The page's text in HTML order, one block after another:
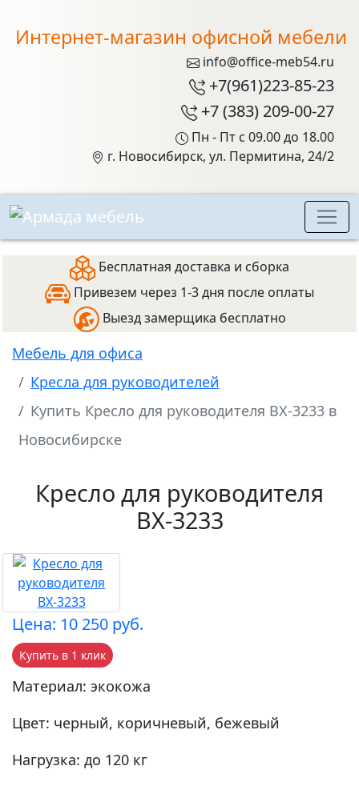
Интернет-магазин офисной мебели
info@office-meb54.ru
+7(961)223-85-23
+7 (383) 209-00-27
Пн - Пт с 09.00 до 18.00
г. Новосибирск, ул. Пермитина, 24/2
Бесплатная доставка и сборка
Привезем через 1-3 дня после оплаты
Выезд замерщика бесплатно
Мебель для офиса
Кресла для руководителей
Купить Кресло для руководителя ВХ-3233 в
Новосибирске
Кресло для руководителя
ВХ-3233
Цена: 10 250 руб.
Купить в 1 клик
Материал: экокожа
Цвет: черный, коричневый, бежевый
Нагрузка: до 120 кг